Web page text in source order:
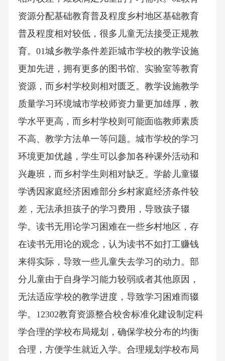
资源分配基础教育普及程度乡村地区基础教育
普及程度相对较低，很多儿童无法接受正规教
育。01城乡教学条件差距城市学校的教学设施
更加先进，拥有更多的图书馆、实验室等教育
资源，而乡村学校则相对匮乏。教学设施教学
质量学习环境城市学校师资力量更加雄厚，教
学水平更高，而乡村学校则可能面临教师素质
不高、教学方法单一等问题。城市学校的学习
环境更加优越，学生可以参加各种课外活动和
兴趣班，而乡村学生则相对缺乏。学龄儿童辍
学诱因家庭经济困难部分乡村家庭经济条件较
差，无法承担孩子的学习费用，导致孩子辍
学。读书无用论学习困难在一些乡村地区，存
在读书无用论的观念，认为读书不如打工赚钱
来得实际，导致一些儿童失去学习的动力。部
分儿童由于自身学习能力较弱或者其他原因，
无法适应学校的教学进度，导致学习困难而辍
学。12302教育资源整合校舍标准化建设制定科
学合理的学校布局规划，确保学校分布的均衡
合理，方便学生就近入学。合理规划学校布局